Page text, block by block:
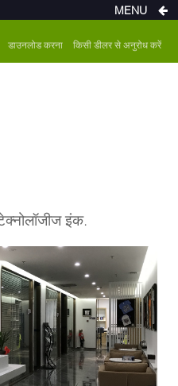
डाउनलोड करना किसी डीलर से अनुरोध करें
इंक.
MENU